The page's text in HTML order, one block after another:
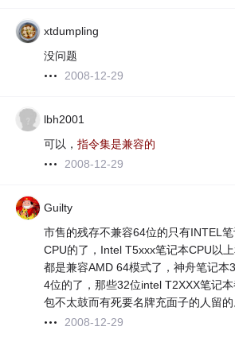
xtdumpling
没问题
2008-12-29
lbh2001
可以，指令集是兼容的
2008-12-29
Guilty
市售的残存不兼容64位的只有INTEL
CPU的了，Intel T5xxx笔记本CPU以
都是兼容AMD 64模式了，神舟笔记本
4位的了，那些32位intel T2XXX笔记
包不太鼓而有死要名牌充面子的人留的
2008-12-29